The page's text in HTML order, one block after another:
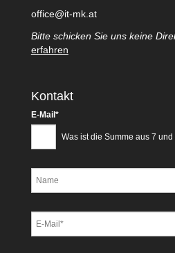
office@it-mk.at
Bitte schicken Sie uns keine
erfahren
Kontakt
Pflichtfeld
E-Mail*
Was ist die Summe aus 7 und